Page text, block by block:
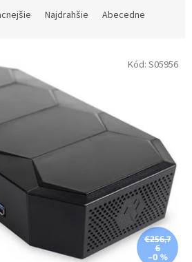
Najdrahšie Abecedne
€256,7
6
–0 %
Kód: S05956